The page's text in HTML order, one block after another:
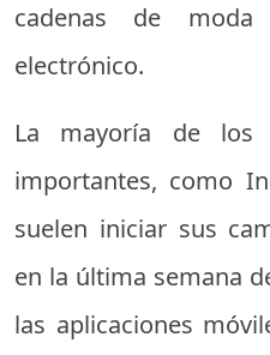
cadenas de
electrónico.
La mayoría de los
importantes, como
suelen iniciar sus
en la última semana
las aplicaciones